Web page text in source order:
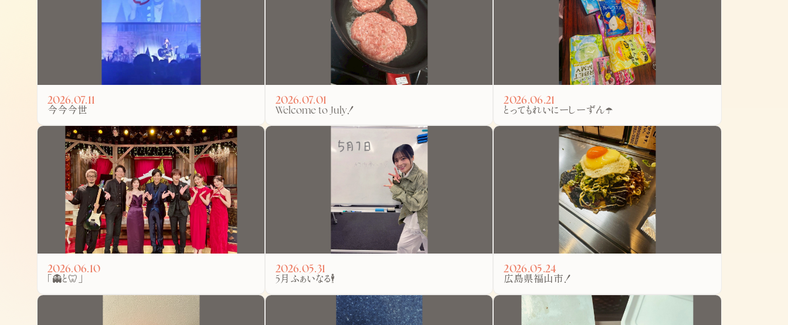
2026.07.11
今今今世
2026.07.01
Welcome to July！
2026.06.21
とってもれいにーしーずん☂️
2026.06.10
「👻と🦷」
2026.05.31
5月ふぁいなる🕴️
2026.05.24
広島県福山市！